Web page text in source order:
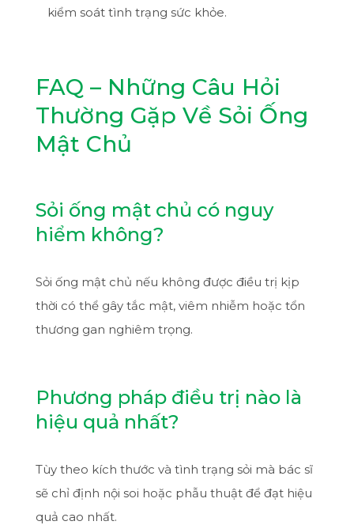
kiểm soát tình trạng sức khỏe.
FAQ – Những Câu Hỏi
Thường Gặp Về Sỏi Ống
Mật Chủ
Sỏi ống mật chủ có nguy
hiểm không?
Sỏi ống mật chủ nếu không được điều trị kịp
thời có thể gây tắc mật, viêm nhiễm hoặc tổn
thương gan nghiêm trọng.
Phương pháp điều trị nào là
hiệu quả nhất?
Tùy theo kích thước và tình trạng sỏi mà bác sĩ
sẽ chỉ định nội soi hoặc phẫu thuật để đạt hiệu
quả cao nhất.